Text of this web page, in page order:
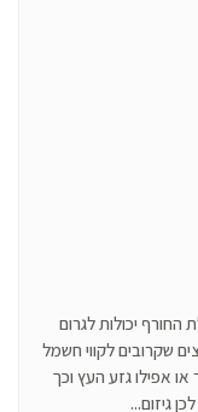
יכולות לגרום
שקרובים לקווי חשמל
או אפילו גזע העץ וכך
גיזום...